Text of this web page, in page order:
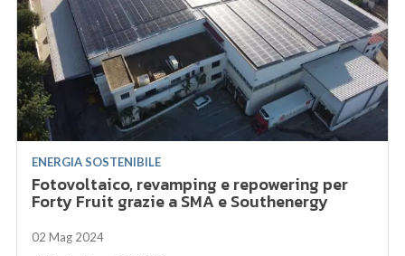
ENERGIA SOSTENIBILE
Fotovoltaico, revamping e repowering per
Forty Fruit grazie a SMA e Southenergy
02 Mag 2024